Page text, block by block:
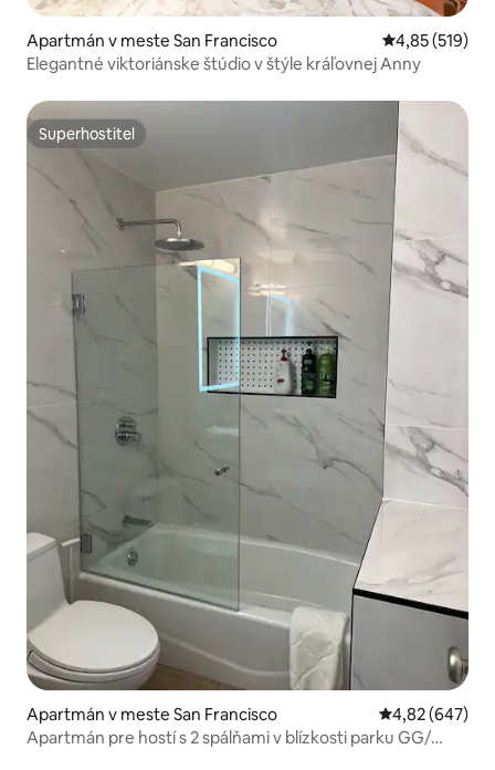
Apartmán v meste San Francisco Priemerné
4,85 (519)
Elegantné viktoriánske štúdio v štýle kráľovnej Anny
Superhostiteľ
Superhostiteľ
Apartmán v meste San Francisco Priemerné
4,82 (647)
Apartmán pre hostí s 2 spálňami v blízkosti parku GG/